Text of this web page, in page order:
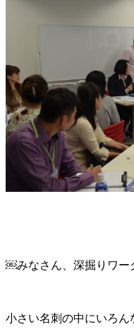
￼みなさん、深掘りワー
小さい名刺の中にいろ